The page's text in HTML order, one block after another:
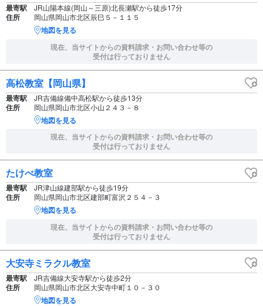
最寄駅 JR山陽本線(岡山～三原)北長瀬駅から徒歩17分
住所 岡山県岡山市北区辰巳５－１１５
地図を見る
現在、当サイトからの資料請求・お問い合わせ等の
受付は行っておりません
高松教室【岡山県】
最寄駅 JR吉備線備中高松駅から徒歩13分
住所 岡山県岡山市北区小山２４３－８
地図を見る
現在、当サイトからの資料請求・お問い合わせ等の
受付は行っておりません
たけべ教室
最寄駅 JR津山線建部駅から徒歩19分
住所 岡山県岡山市北区建部町富沢２５４－３
地図を見る
現在、当サイトからの資料請求・お問い合わせ等の
受付は行っておりません
大安寺ミラクル教室
最寄駅 JR吉備線大安寺駅から徒歩2分
住所 岡山県岡山市北区大安寺中町１０－３０
地図を見る